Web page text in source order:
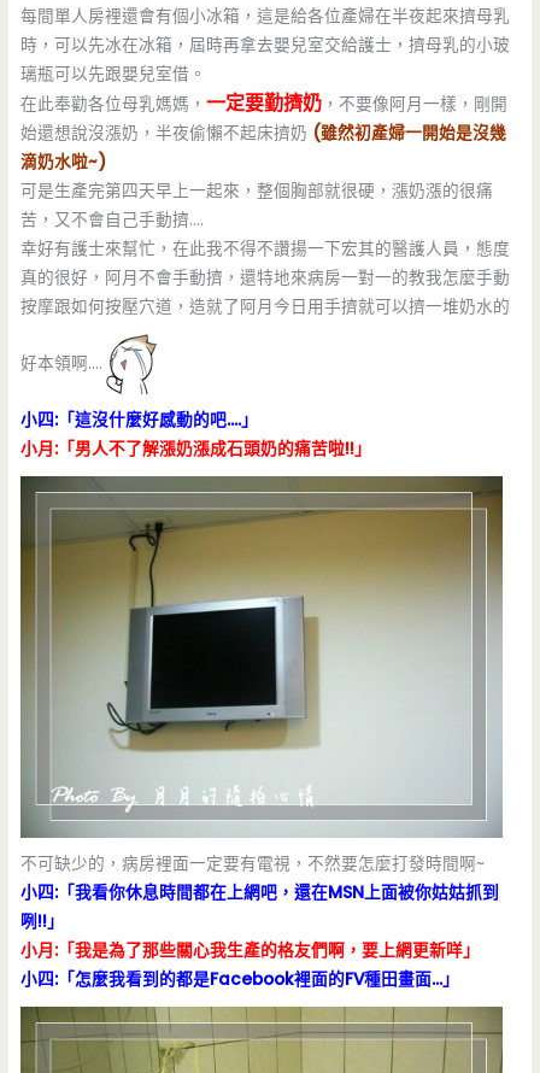
每間單人房裡還會有個小冰箱，這是給各位產婦在半夜起來擠母乳
時，可以先冰在冰箱，屆時再拿去嬰兒室交給護士，擠母乳的小玻
璃瓶可以先跟嬰兒室借。
在此奉勸各位母乳媽媽，一定要勤擠奶 ，不要像阿月一樣，剛開
始還想說沒漲奶，半夜偷懶不起床擠奶 (雖然初產婦一開始是沒幾
滴奶水啦~)
可是生產完第四天早上一起來，整個胸部就很硬，漲奶漲的很痛
苦，又不會自己手動擠….
幸好有護士來幫忙，在此我不得不讚揚一下宏其的醫護人員，態度
真的很好，阿月不會手動擠，還特地來病房一對一的教我怎麼手動
按摩跟如何按壓穴道，造就了阿月今日用手擠就可以擠一堆奶水的
好本領啊….
小四:「這沒什麼好感動的吧….」
小月:「男人不了解漲奶漲成石頭奶的痛苦啦!!」
不可缺少的，病房裡面一定要有電視，不然要怎麼打發時間啊~
小四:「我看你休息時間都在上網吧，還在MSN上面被你姑姑抓到
咧!!」
小月:「我是為了那些關心我生產的格友們啊，要上網更新咩」
小四:「怎麼我看到的都是Facebook裡面的FV種田畫面…」